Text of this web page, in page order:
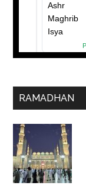
RAMADHAN